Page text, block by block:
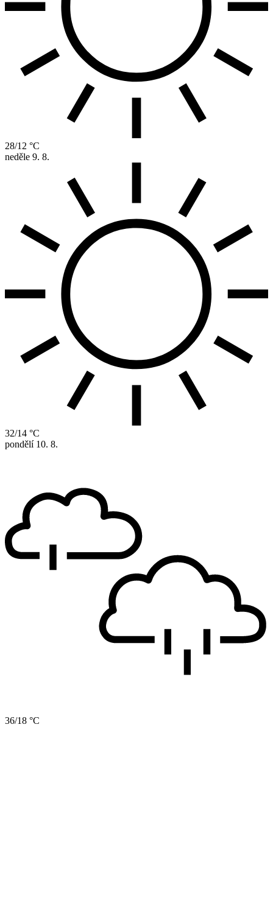
28/12 °C
neděle 9. 8.
32/14 °C
pondělí 10. 8.
36/18 °C